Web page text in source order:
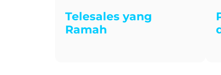
Telesales yang
Ramah